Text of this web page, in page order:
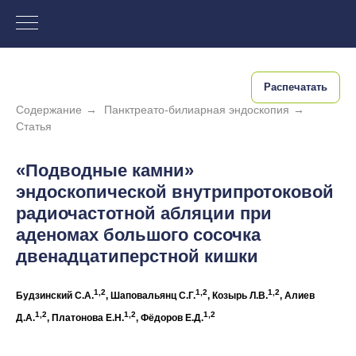
Распечатать
Содержание → Панктреато-билиарная эндоскопия →
Статья
«Подводные камни»
эндоскопической внутрипротоковой
радиочастотной абляции при
аденомах большого сосочка
двенадцатиперстной кишки
Будзинский С.А.1,2, Шаповальянц С.Г.1,2, Козырь Л.В.1,2, Алиев
Д.А.1,2, Платонова Е.Н.1,2, Фёдоров Е.Д.1,2